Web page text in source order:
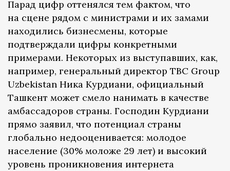
Парад цифр оттенялся тем фактом, что
на сцене рядом с министрами и их замами
находились бизнесмены, которые
подтверждали цифры конкретными
примерами. Некоторых из выступавших, как,
например, генеральный директор TBC Group
Uzbekistan Ника Курдиани, официальный
Ташкент может смело нанимать в качестве
амбассадоров страны. Господин Курдиани
прямо заявил, что потенциал страны
глобально недооценивается: молодое
население (30% моложе 29 лет) и высокий
уровень проникновения интернета